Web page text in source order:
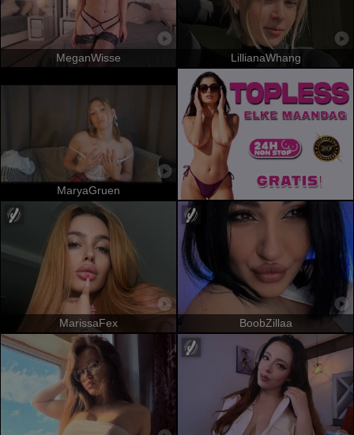
MeganWisse LillianaWhang
MaryaGruen
MarissaFex BoobZillaa